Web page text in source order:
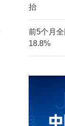
抬
前5个月
18.8%